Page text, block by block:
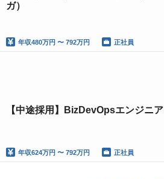
ガ）
年収480万円 〜 792万円 正社員
【中途採用】BizDevOpsエンジニア
年収624万円 〜 792万円 正社員